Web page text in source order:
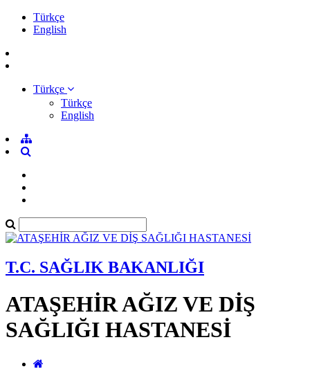
Türkçe
English
Türkçe
Türkçe
English
T.C. SAĞLIK BAKANLIĞI
ATAŞEHİR AĞIZ VE DİŞ
SAĞLIĞI HASTANESİ